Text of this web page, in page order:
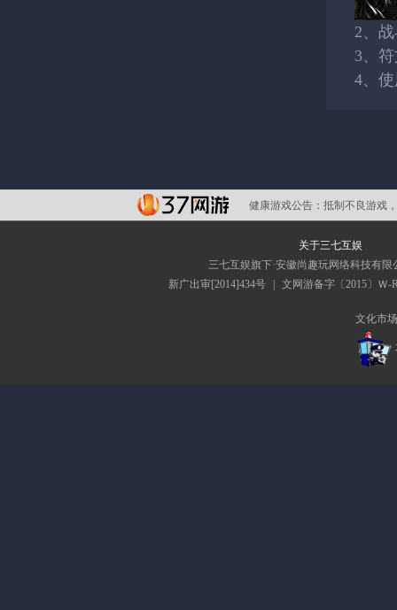
2、
3、
4、
健康游戏公告： 抵制不良游戏
关于三七互娱
三七互娱旗下·安徽尚趣玩网络科技有限
新广出审[2014]434号
文网游备字〔2015〕Ｗ-
文化市